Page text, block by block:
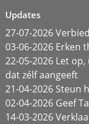
Updates
27-07-2026
03-06-2026 Erken
22-05-2026 Let
dat zélf aangeeft
21-04-2026 Steun
02-04-2026 Geef
14-03-2026